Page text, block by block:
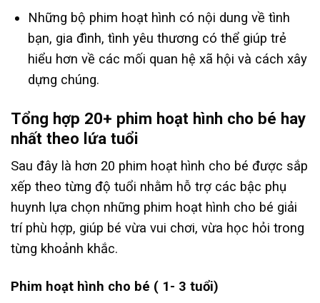
Những bộ phim hoạt hình có nội dung về tình
bạn, gia đình, tình yêu thương có thể giúp trẻ
hiểu hơn về các mối quan hệ xã hội và cách xây
dựng chúng.
Tổng hợp 20+ phim hoạt hình cho bé hay
nhất theo lứa tuổi
Sau đây là hơn 20 phim hoạt hình cho bé được sắp
xếp theo từng độ tuổi nhằm hỗ trợ các bậc phụ
huynh lựa chọn những phim hoạt hình cho bé giải
trí phù hợp, giúp bé vừa vui chơi, vừa học hỏi trong
từng khoảnh khắc.
Phim hoạt hình cho bé ( 1- 3 tuổi)